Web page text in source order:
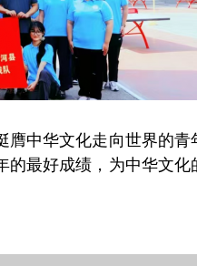
中华文化走向世界的青
最好成绩，为中华文